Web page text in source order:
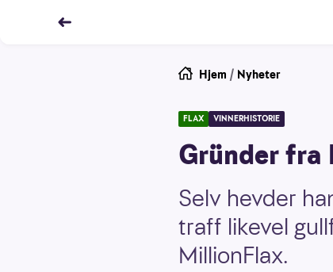
Hjem / Nyheter
FLAX VINNERHISTORIE
Gründer
Selv hevder
traff likevel
MillionFlax.